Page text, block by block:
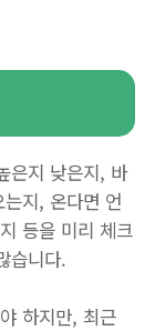
은지 낮은지, 바
지, 온다면 언
등을 미리 체크
습니다.
하지만, 최근